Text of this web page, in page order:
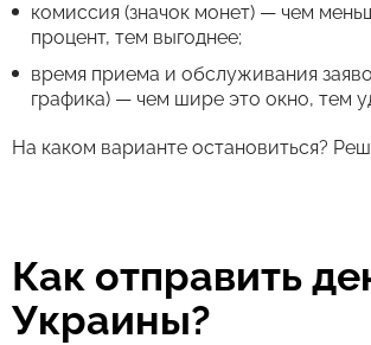
комиссия (значок монет) — чем
процент, тем выгоднее;
время приема и обслуживания
графика) — чем шире это окно, тем
На каком варианте остановиться?
Как отправить
Украины?